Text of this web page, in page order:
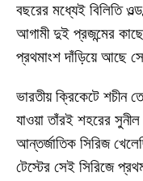
বছরের মধ্যেই বিলিতি
আগামী দুই প্রজন্মের
প্রথমাংশ দাঁড়িয়ে আছে
ভারতীয় ক্রিকেটে শচীন
যাওয়া তাঁরই শহরের
আন্তর্জাতিক সিরিজ
টেস্টের সেই সিরিজে